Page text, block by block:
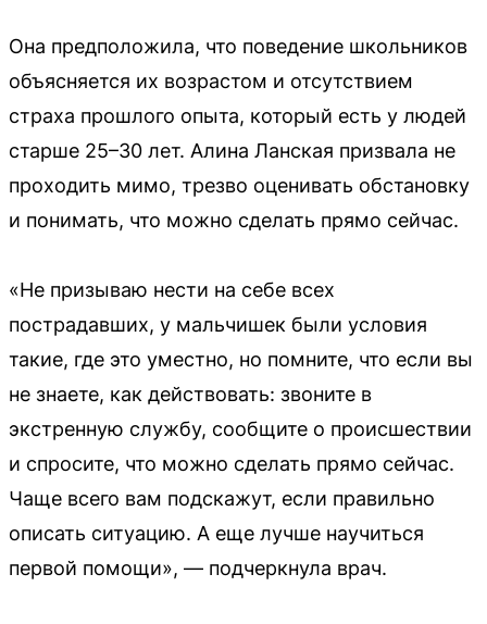
Она предположила, что поведение школьников
объясняется их возрастом и отсутствием
страха прошлого опыта, который есть у людей
старше 25–30 лет. Алина Ланская призвала не
проходить мимо, трезво оценивать обстановку
и понимать, что можно сделать прямо сейчас.
«Не призываю нести на себе всех
пострадавших, у мальчишек были условия
такие, где это уместно, но помните, что если вы
не знаете, как действовать: звоните в
экстренную службу, сообщите о происшествии
и спросите, что можно сделать прямо сейчас.
Чаще всего вам подскажут, если правильно
описать ситуацию. А еще лучше научиться
первой помощи», — подчеркнула врач.